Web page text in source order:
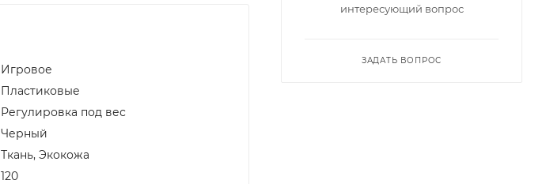
Игровое
Пластиковые
Регулировка под вес
Черный
Ткань, Экокожа
120
интересующий вопрос
ЗАДАТЬ ВОПРОС